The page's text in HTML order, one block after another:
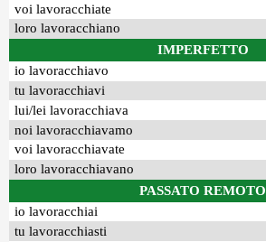
voi lavoracchiate
loro lavoracchiano
IMPERFETTO
io lavoracchiavo
tu lavoracchiavi
lui/lei lavoracchiava
noi lavoracchiavamo
voi lavoracchiavate
loro lavoracchiavano
PASSATO REMOTO
io lavoracchiai
tu lavoracchiasti